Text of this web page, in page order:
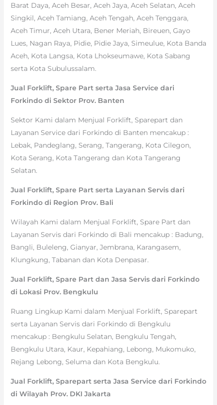
Barat Daya, Aceh Besar, Aceh Jaya, Aceh Selatan, Aceh
Singkil, Aceh Tamiang, Aceh Tengah, Aceh Tenggara,
Aceh Timur, Aceh Utara, Bener Meriah, Bireuen, Gayo
Lues, Nagan Raya, Pidie, Pidie Jaya, Simeulue, Kota Banda
Aceh, Kota Langsa, Kota Lhokseumawe, Kota Sabang
serta Kota Subulussalam.
Jual Forklift, Spare Part serta Jasa Service dari
Forkindo di Sektor Prov. Banten
Sektor Kami dalam Menjual Forklift, Sparepart dan
Layanan Service dari Forkindo di Banten mencakup :
Lebak, Pandeglang, Serang, Tangerang, Kota Cilegon,
Kota Serang, Kota Tangerang dan Kota Tangerang
Selatan.
Jual Forklift, Spare Part serta Layanan Servis dari
Forkindo di Region Prov. Bali
Wilayah Kami dalam Menjual Forklift, Spare Part dan
Layanan Servis dari Forkindo di Bali mencakup : Badung,
Bangli, Buleleng, Gianyar, Jembrana, Karangasem,
Klungkung, Tabanan dan Kota Denpasar.
Jual Forklift, Spare Part dan Jasa Servis dari Forkindo
di Lokasi Prov. Bengkulu
Ruang Lingkup Kami dalam Menjual Forklift, Sparepart
serta Layanan Servis dari Forkindo di Bengkulu
mencakup : Bengkulu Selatan, Bengkulu Tengah,
Bengkulu Utara, Kaur, Kepahiang, Lebong, Mukomuko,
Rejang Lebong, Seluma dan Kota Bengkulu.
Jual Forklift, Sparepart serta Jasa Service dari Forkindo
di Wilayah Prov. DKI Jakarta